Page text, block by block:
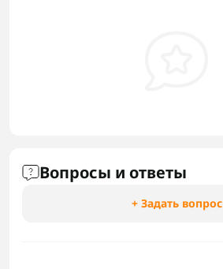
Вопросы и ответы
+ Задать вопрос